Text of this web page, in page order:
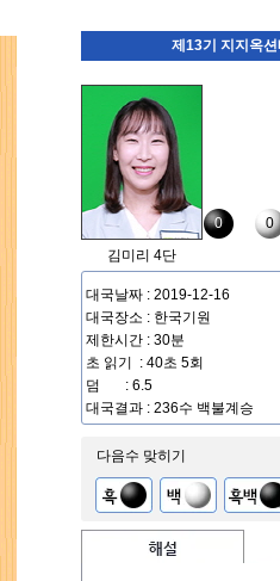
제13기 지지옥
0
0
김미리 4단
대국날짜 : 2019-12-16
대국장소 : 한국기원
제한시간 : 30분
초 읽기 : 40초 5회
덤 : 6.5
대국결과 : 236수 백불계승
다음수 맞히기